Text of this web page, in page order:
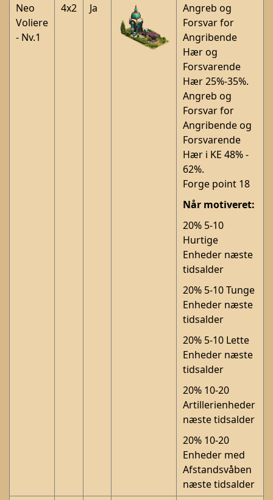
Neo
Voliere
- Nv.1
4x2 Ja
Angreb og
Forsvar for
Angribende
Hær og
Forsvarende
Hær 25%-35%.
Angreb og
Forsvar for
Angribende og
Forsvarende
Hær i KE 48% -
62%.
Forge point 18
Når motiveret:
20% 5-10
Hurtige
Enheder næste
tidsalder
20% 5-10 Tunge
Enheder næste
tidsalder
20% 5-10 Lette
Enheder næste
tidsalder
20% 10-20
Artillerienheder
næste tidsalder
20% 10-20
Enheder med
Afstandsvåben
næste tidsalder